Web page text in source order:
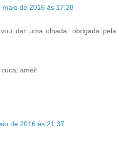
maio de 2016 às 17:28
dar uma olhada, obrigada pela
amei!
de 2016 às 21:37